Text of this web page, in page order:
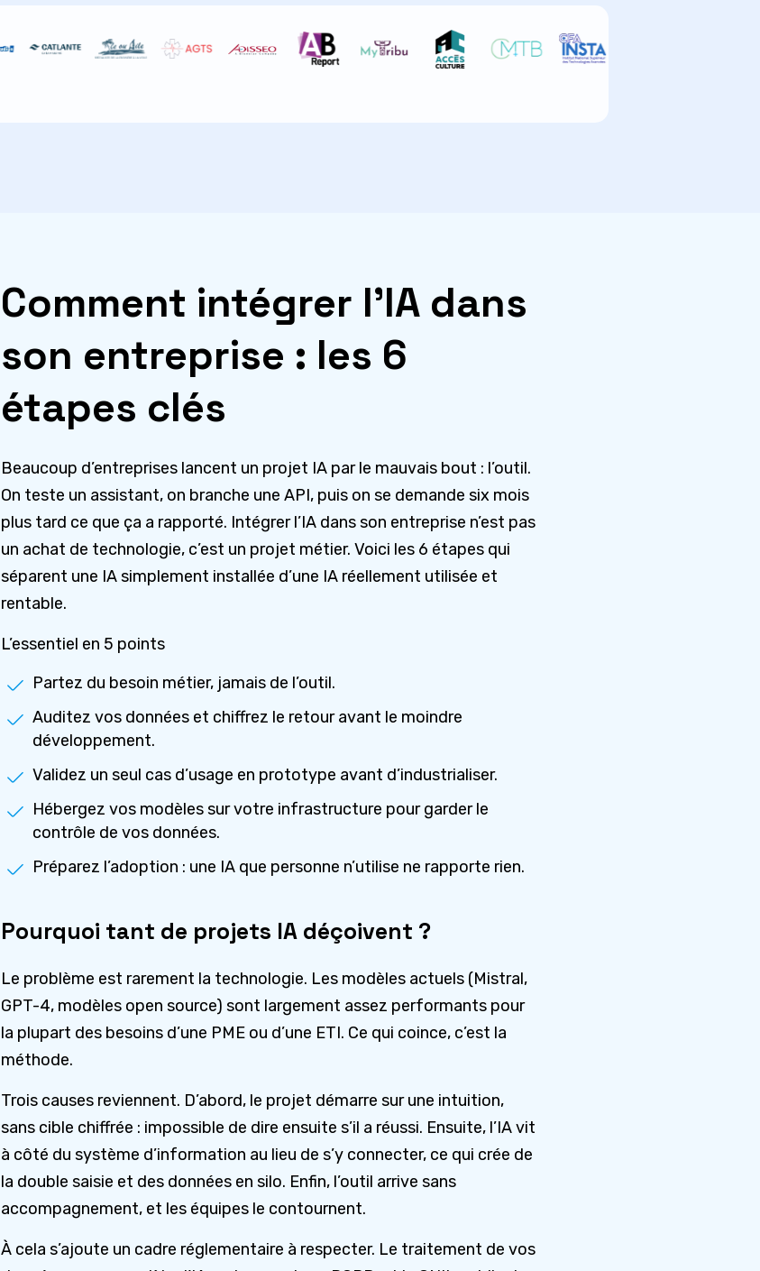
Comment intégrer l’IA dans
son entreprise : les 6
étapes clés
Beaucoup d’entreprises lancent un projet IA par le mauvais bout : l’outil.
On teste un assistant, on branche une API, puis on se demande six mois
plus tard ce que ça a rapporté. Intégrer l’IA dans son entreprise n’est pas
un achat de technologie, c’est un projet métier. Voici les 6 étapes qui
séparent une IA simplement installée d’une IA réellement utilisée et
rentable.
L’essentiel en 5 points
Partez du besoin métier, jamais de l’outil.
Auditez vos données et chiffrez le retour avant le moindre
développement.
Validez un seul cas d’usage en prototype avant d’industrialiser.
Hébergez vos modèles sur votre infrastructure pour garder le
contrôle de vos données.
Préparez l’adoption : une IA que personne n’utilise ne rapporte rien.
Pourquoi tant de projets IA déçoivent ?
Le problème est rarement la technologie. Les modèles actuels (Mistral,
GPT-4, modèles open source) sont largement assez performants pour
la plupart des besoins d’une PME ou d’une ETI. Ce qui coince, c’est la
méthode.
Trois causes reviennent. D’abord, le projet démarre sur une intuition,
sans cible chiffrée : impossible de dire ensuite s’il a réussi. Ensuite, l’IA vit
à côté du système d’information au lieu de s’y connecter, ce qui crée de
la double saisie et des données en silo. Enfin, l’outil arrive sans
accompagnement, et les équipes le contournent.
À cela s’ajoute un cadre réglementaire à respecter. Le traitement de vos